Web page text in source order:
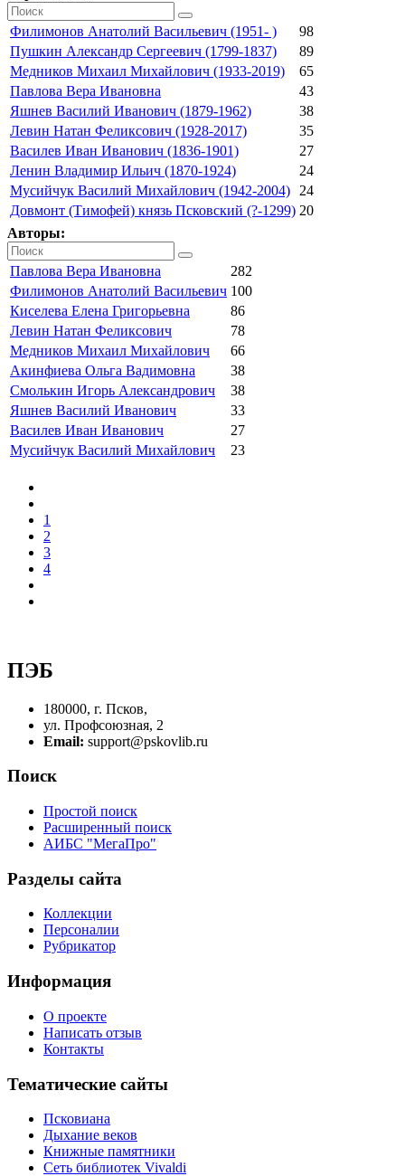
Филимонов Анатолий Васильевич (1951- )
98
Пушкин Александр Сергеевич (1799-1837)
89
Медников Михаил Михайлович (1933-2019)
65
Павлова Вера Ивановна
43
Яшнев Василий Иванович (1879-1962)
38
Левин Натан Феликсович (1928-2017)
35
Василев Иван Иванович (1836-1901)
27
Ленин Владимир Ильич (1870-1924)
24
Мусийчук Василий Михайлович (1942-2004)
24
Довмонт (Тимофей) князь Псковский (?-1299) 20
Авторы:
Павлова Вера Ивановна
282
Филимонов Анатолий Васильевич 100
Киселева Елена Григорьевна
86
Левин Натан Феликсович
78
Медников Михаил Михайлович
66
Акинфиева Ольга Вадимовна
38
Смолькин Игорь Александрович
38
Яшнев Василий Иванович
33
Василев Иван Иванович
27
Мусийчук Василий Михайлович
23
1
2
3
4
ПЭБ
180000, г. Псков,
ул. Профсоюзная, 2
Email: support@pskovlib.ru
Поиск
Простой поиск
Расширенный поиск
АИБС "МегаПро"
Разделы сайта
Коллекции
Персоналии
Рубрикатор
Информация
О проекте
Написать отзыв
Контакты
Тематические сайты
Псковиана
Дыхание веков
Книжные памятники
Сеть библиотек Vivaldi